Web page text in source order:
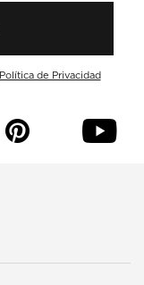
Política de Privacidad
p y